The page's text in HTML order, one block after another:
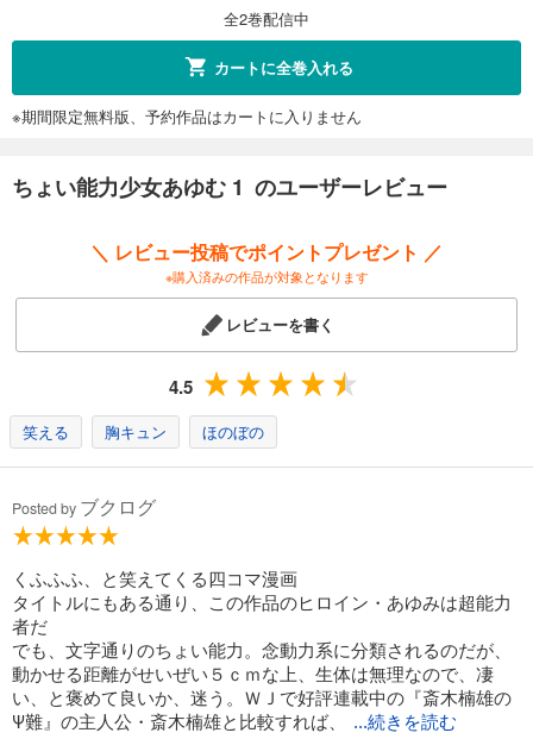
全2巻配信中
カートに全巻入れる
※期間限定無料版、予約作品はカートに入りません
ちょい能力少女あゆむ 1 のユーザーレビュー
＼ レビュー投稿でポイントプレゼント ／
※購入済みの作品が対象となります
レビューを書く
4.5
笑える 胸キュン ほのぼの
Posted by ブクログ
くふふふ、と笑えてくる四コマ漫画
タイトルにもある通り、この作品のヒロイン・あゆみは超能力
者だ
でも、文字通りのちょい能力。念動力系に分類されるのだが、
動かせる距離がせいぜい５ｃｍな上、生体は無理なので、凄
い、と褒めて良いか、迷う。ＷＪで好評連載中の『斎木楠雄の
Ψ難』の主人公・斎木楠雄と比較すれば、
...続きを読む